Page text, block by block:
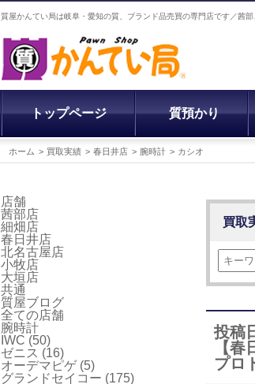
質屋かんてい局は岐阜・愛知の質、ブランド品売買の専門店です／茜
トップページ 質預かり
ホーム 買取実績 春日井店 腕時計 カシオ
買取
投稿
【
プロ
店舗
茜部店
細畑店
春日井店
北名古屋店
小牧店
大垣店
共通
質屋ブログ
全ての店舗
腕時計
IWC (50)
ゼニス (16)
オーデマピゲ(5)
グランドセイコー (175)